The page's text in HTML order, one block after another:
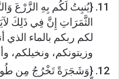
{يُنبِتُ لَكُم بِهِ الزَّرْعَ
لكم ربكم بالماء
وزيتونكم، ونخيلكم،
{وَشَجَرَةً تَخْرُجُ مِن طُورِ